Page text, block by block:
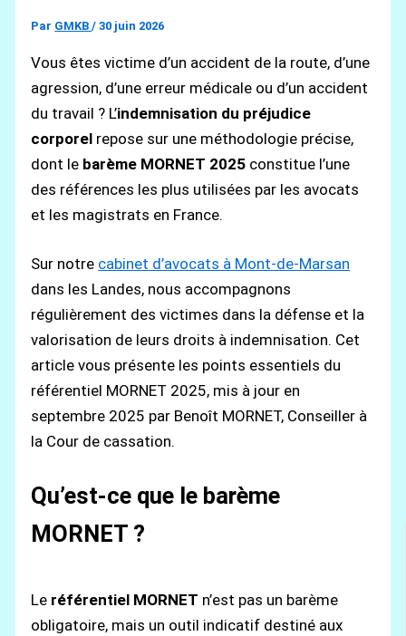
Par GMKB/30 juin 2026
Vous êtes victime d’un accident de la route, d’une
agression, d’une erreur médicale ou d’un accident
du travail ? L’indemnisation du préjudice
corporel repose sur une méthodologie précise,
dont le barème MORNET 2025 constitue l’une
des références les plus utilisées par les avocats
et les magistrats en France.
Sur notre cabinet d’avocats à Mont-de-Marsan
dans les Landes, nous accompagnons
régulièrement des victimes dans la défense et la
valorisation de leurs droits à indemnisation. Cet
article vous présente les points essentiels du
référentiel MORNET 2025, mis à jour en
septembre 2025 par Benoît MORNET, Conseiller à
la Cour de cassation.
Qu’est-ce que le barème
MORNET ?
Le référentiel MORNET n’est pas un barème
obligatoire, mais un outil indicatif destiné aux